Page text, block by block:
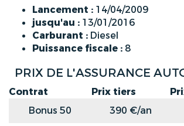
Lancement : 14/04/2009
jusqu'au : 13/01/2016
Carburant : Diesel
Puissance fiscale : 8
PRIX DE L'ASSURANCE
Contrat Prix tiers
Bonus 50
390 €/an